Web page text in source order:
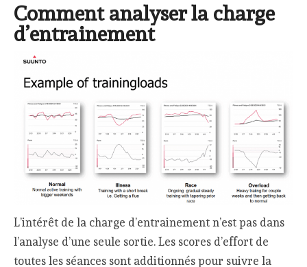
Comment analyser la charge
d’entrainement
L’intérêt de la charge d’entrainement n’est pas dans
l’analyse d’une seule sortie. Les scores d’effort de
toutes les séances sont additionnés pour suivre la